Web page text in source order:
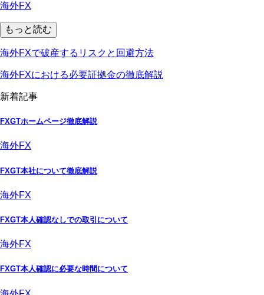
海外FX
もっと読む
海外FXで破産するリスクと回避方法
海外FXにおける必要証拠金の徹底解説
新着記事
FXGTホームページ徹底解説
海外FX
FXGT本社について徹底解説
海外FX
FXGT本人確認なしでの取引について
海外FX
FXGT本人確認に必要な時間について